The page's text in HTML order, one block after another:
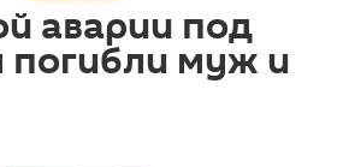
аварии под
муж и